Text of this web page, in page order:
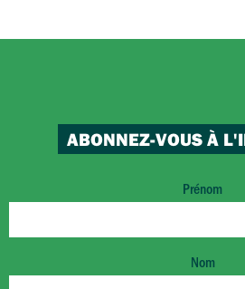
ABONNEZ-VOUS À
Prénom
Nom